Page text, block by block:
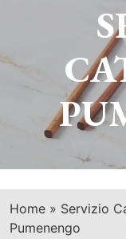
Home » Servizio
Pumenengo